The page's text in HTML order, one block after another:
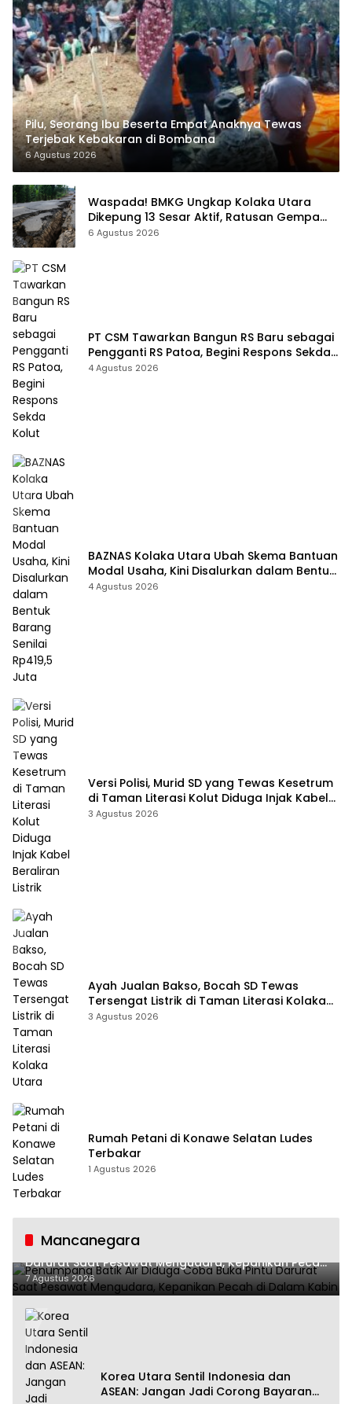
Pilu, Seorang Ibu Beserta Empat Anaknya Tewas
Terjebak Kebakaran di Bombana
6 Agustus 2026
Waspada! BMKG Ungkap Kolaka Utara
Dikepung 13 Sesar Aktif, Ratusan Gempa
Sudah Terekam
6 Agustus 2026
PT CSM Tawarkan Bangun RS Baru sebagai
Pengganti RS Patoa, Begini Respons Sekda
Kolut
4 Agustus 2026
BAZNAS Kolaka Utara Ubah Skema Bantuan
Modal Usaha, Kini Disalurkan dalam Bentuk
Barang Senilai Rp419,5 Juta
4 Agustus 2026
Versi Polisi, Murid SD yang Tewas Kesetrum
di Taman Literasi Kolut Diduga Injak Kabel
Beraliran Listrik
3 Agustus 2026
Ayah Jualan Bakso, Bocah SD Tewas
Tersengat Listrik di Taman Literasi Kolaka
Utara
3 Agustus 2026
Rumah Petani di Konawe Selatan Ludes
Terbakar
1 Agustus 2026
Mancanegara
Penumpang Batik Air Diduga Coba Buka Pintu
Darurat Saat Pesawat Mengudara, Kepanikan Pecah
di Dalam Kabin
7 Agustus 2026
Korea Utara Sentil Indonesia dan
ASEAN: Jangan Jadi Corong Bayaran